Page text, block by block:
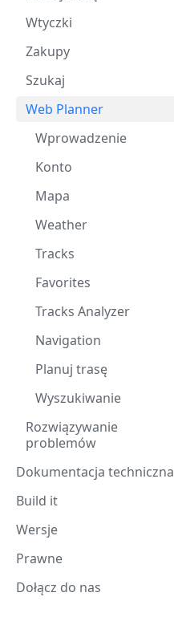
Wtyczki
Zakupy
Szukaj
Web Planner
Wprowadzenie
Konto
Mapa
Weather
Tracks
Favorites
Tracks Analyzer
Navigation
Planuj trasę
Wyszukiwanie
Rozwiązywanie
problemów
Dokumentacja techniczna
Build it
Wersje
Prawne
Dołącz do nas